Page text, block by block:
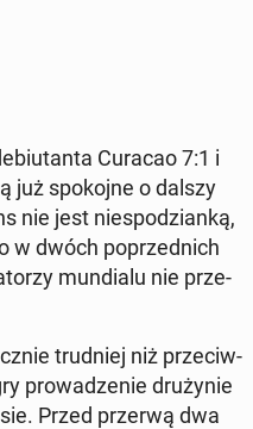
Curacao 7:1 i
już spo­koj­ne o dalszy
nie jest nie­spo­dzian­ką,
w dwóch po­przed­nich
mun­dia­lu nie prze­
trud­niej niż prze­ciw­
pro­wa­dze­nie dru­ży­nie
Przed przerwą dwa